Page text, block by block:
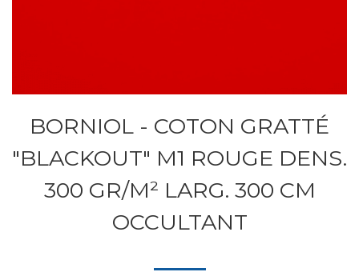
BORNIOL - COTON GRATTÉ
"BLACKOUT" M1 ROUGE DENS.
300 GR/M² LARG. 300 CM
OCCULTANT